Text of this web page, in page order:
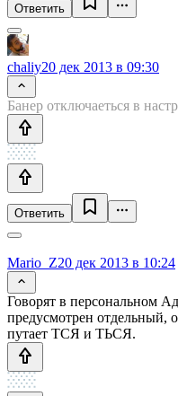
Ответить
chaliy20 дек 2013 в 09:30
Банер отключаеться в
Ответить
Mario_Z20 дек 2013 в 10:24
Говорят в персональном
предусмотрен отдельный,
путает ТСЯ и ТЬСЯ.